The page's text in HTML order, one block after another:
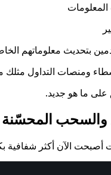
بتحديث معلوماتهم
على ما هو جديد.
والسحب المحسّنة
أصبحت الآن أكثر